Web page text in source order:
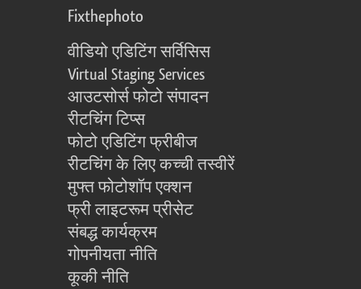
Fixthephoto
वीडियो एडिटिंग सर्विसिस
Virtual Staging Services
आउटसोर्स फोटो संपादन
रीटचिंग टिप्स
फोटो एडिटिंग फ्रीबीज
रीटचिंग के लिए कच्ची तस्वीरें
मुफ्त फोटोशॉप एक्शन
फ्री लाइटरूम प्रीसेट
संबद्ध कार्यक्रम
गोपनीयता नीति
कूकी नीति